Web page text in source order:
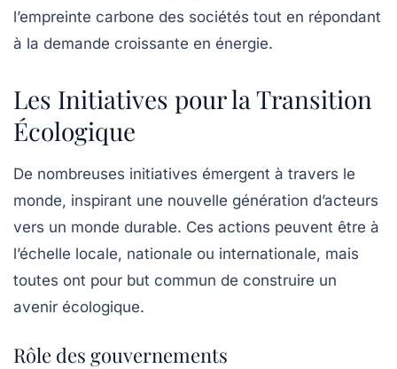
l’empreinte carbone des sociétés tout en répondant
à la demande croissante en énergie.
Les Initiatives pour la Transition
Écologique
De nombreuses initiatives émergent à travers le
monde, inspirant une nouvelle génération d’acteurs
vers un monde durable. Ces actions peuvent être à
l’échelle locale, nationale ou internationale, mais
toutes ont pour but commun de construire un
avenir écologique.
Rôle des gouvernements